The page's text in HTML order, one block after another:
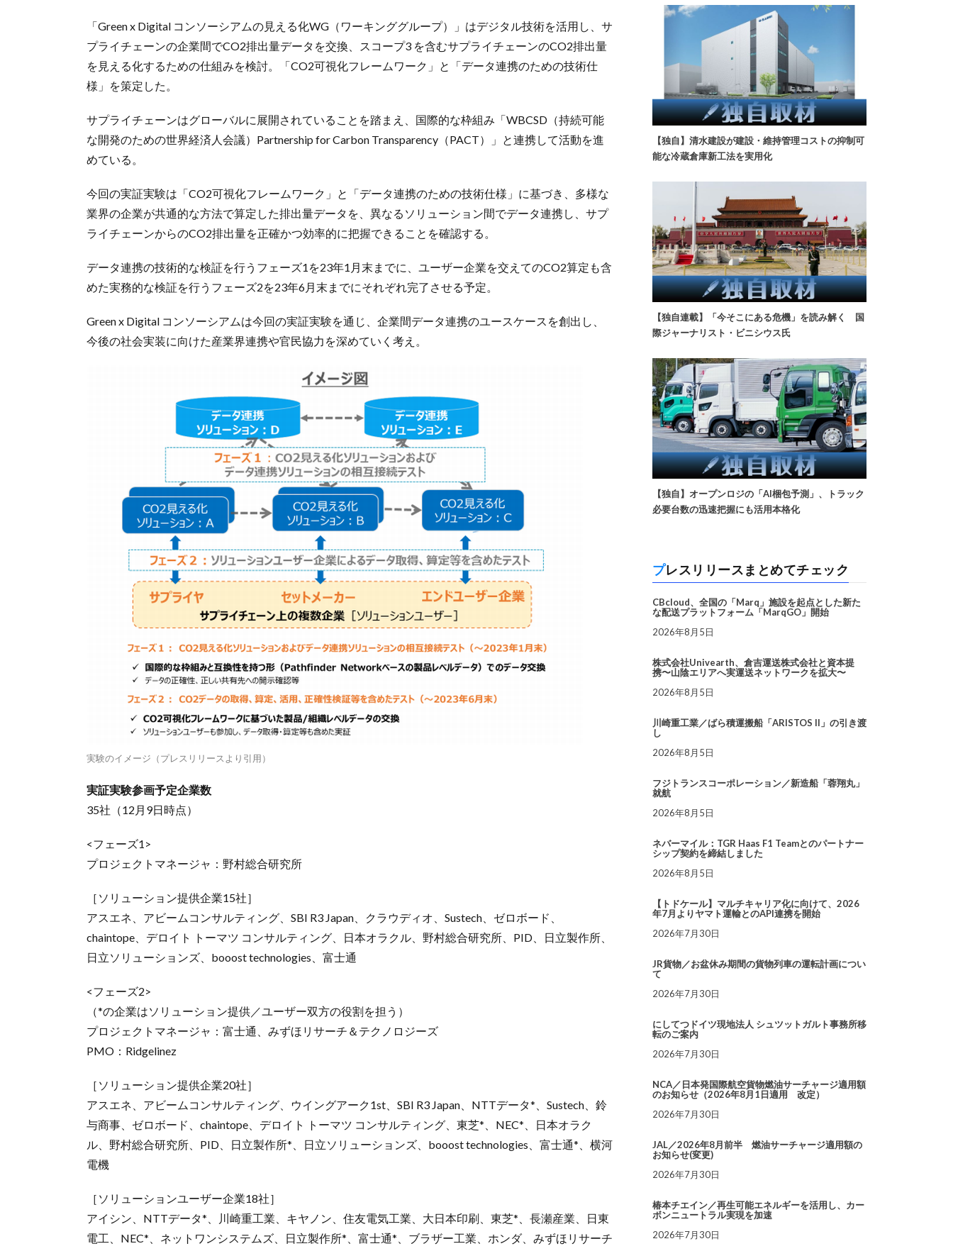
「Green x Digital コンソーシアムの見える化WG（ワーキンググループ）」はデジタル技術を活用し、サ
プライチェーンの企業間でCO2排出量データを交換、スコープ3 を含むサプライチェーンのCO2排出量
を見える化するための仕組みを検討。「CO2可視化フレームワーク」と「データ連携のための技術仕
様」を策定した。
サプライチェーンはグローバルに展開されていることを踏まえ、国際的な枠組み「WBCSD（持続可能
な開発のための世界経済人会議）Partnership for Carbon Transparency（PACT）」と連携して活動を進
めている。
今回の実証実験は「CO2可視化フレームワーク」と「データ連携のための技術仕様」に基づき、多様な
業界の企業が共通的な方法で算定した排出量データを、異なるソリューション間でデータ連携し、サプ
ライチェーンからのCO2排出量を正確かつ効率的に把握できることを確認する。
データ連携の技術的な検証を行うフェーズ1を23年1月末までに、ユーザー企業を交えてのCO2算定も含
めた実務的な検証を行うフェーズ2を23年6月末までにそれぞれ完了させる予定。
Green x Digital コンソーシアムは今回の実証実験を通じ、企業間データ連携のユースケースを創出し、
今後の社会実装に向けた産業界連携や官民協力を深めていく考え。
実験のイメージ（プレスリリースより引用）
実証実験参画予定企業数
35社（12月9日時点）
<フェーズ1>
プロジェクトマネージャ：野村総合研究所
［ソリューション提供企業15社］
アスエネ、アビームコンサルティング、SBI R3 Japan、クラウディオ、Sustech、ゼロボード、
chaintope、デロイト トーマツ コンサルティング、日本オラクル、野村総合研究所、PID、日立製作所、
日立ソリューションズ、booost technologies、富士通
<フェーズ2>
（*の企業はソリューション提供／ユーザー双方の役割を担う）
プロジェクトマネージャ：富士通、みずほリサーチ＆テクノロジーズ
PMO：Ridgelinez
［ソリューション提供企業20社］
アスエネ、アビームコンサルティング、ウイングアーク1st、SBI R3 Japan、NTTデータ*、Sustech、鈴
与商事、ゼロボード、chaintope、デロイト トーマツ コンサルティング、東芝*、NEC*、日本オラク
ル、野村総合研究所、PID、日立製作所*、日立ソリューションズ、booost technologies、富士通*、横河
電機
［ソリューションユーザー企業18社］
アイシン、NTTデータ*、川崎重工業、キヤノン、住友電気工業、大日本印刷、東芝*、長瀬産業、日東
電工、NEC*、ネットワンシステムズ、日立製作所*、富士通*、ブラザー工業、ホンダ、みずほリサーチ
【独自】清水建設が建設・維持管理コストの抑制可
能な冷蔵倉庫新工法を実用化
【独自連載】「今そこにある危機」を読み解く 国
際ジャーナリスト・ビニシウス氏
【独自】オープンロジの「AI梱包予測」、トラック
必要台数の迅速把握にも活用本格化
プレスリリースまとめてチェック
CBcloud、全国の「Marq」施設を起点とした新た
な配送プラットフォーム「MarqGO」開始
2026年8月5日
株式会社Univearth、倉吉運送株式会社と資本提
携〜山陰エリアへ実運送ネットワークを拡大〜
2026年8月5日
川崎重工業／ばら積運搬船「ARISTOS II」の引き渡
し
2026年8月5日
フジトランスコーポレーション／新造船「蓉翔丸」
就航
2026年8月5日
ネバーマイル：TGR Haas F1 Teamとのパートナー
シップ契約を締結しました
2026年8月5日
【トドケール】マルチキャリア化に向けて、2026
年7月よりヤマト運輸とのAPI連携を開始
2026年7月30日
JR貨物／お盆休み期間の貨物列車の運転計画につい
て
2026年7月30日
にしてつドイツ現地法人 シュツットガルト事務所移
転のご案内
2026年7月30日
NCA／日本発国際航空貨物燃油サーチャージ適用額
のお知らせ（2026年8月1日適用 改定）
2026年7月30日
JAL／2026年8月前半 燃油サーチャージ適用額の
お知らせ(変更)
2026年7月30日
椿本チエイン／再生可能エネルギーを活用し、カー
ボンニュートラル実現を加速
2026年7月30日